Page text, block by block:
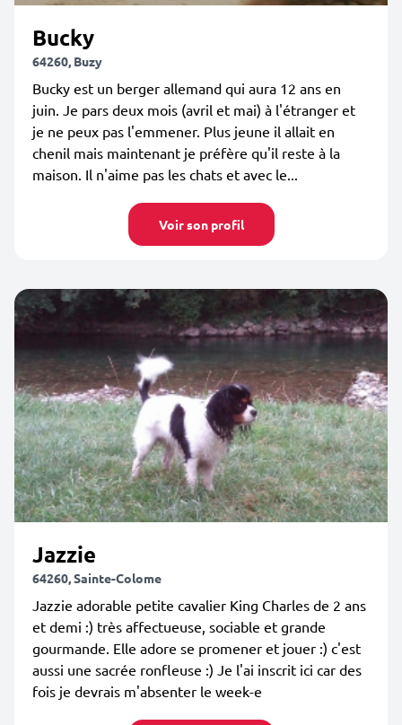
Bucky
64260, Buzy
Bucky est un berger allemand qui aura 12 ans en
juin. Je pars deux mois (avril et mai) à l'étranger et
je ne peux pas l'emmener. Plus jeune il allait en
chenil mais maintenant je préfère qu'il reste à la
maison. Il n'aime pas les chats et avec le...
Voir son profil
Jazzie
64260, Sainte-Colome
Jazzie adorable petite cavalier King Charles de 2 ans
et demi :) très affectueuse, sociable et grande
gourmande. Elle adore se promener et jouer :) c'est
aussi une sacrée ronfleuse :) Je l'ai inscrit ici car des
fois je devrais m'absenter le week-e